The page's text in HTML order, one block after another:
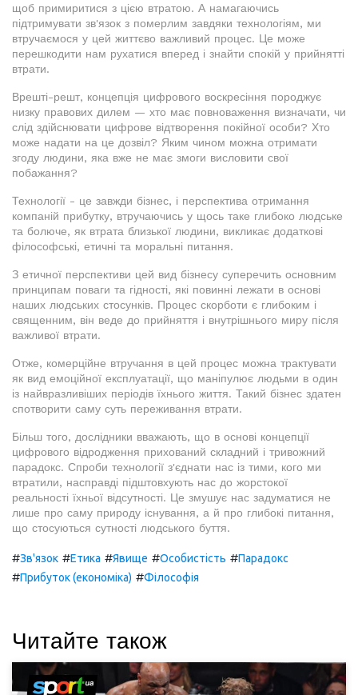
щоб примиритися з цією втратою. А намагаючись
підтримувати зв'язок з померлим завдяки технологіям, ми
втручаємося у цей життєво важливий процес. Це може
перешкодити нам рухатися вперед і знайти спокій у прийнятті
втрати.
Врешті-решт, концепція цифрового воскресіння породжує
низку правових дилем — хто має повноваження визначати, чи
слід здійснювати цифрове відтворення покійної особи? Хто
може надати на це дозвіл? Яким чином можна отримати
згоду людини, яка вже не має змоги висловити свої
побажання?
Технології - це завжди бізнес, і перспектива отримання
компаній прибутку, втручаючись у щось таке глибоко людське
та болюче, як втрата близької людини, викликає додаткові
філософські, етичні та моральні питання.
З етичної перспективи цей вид бізнесу суперечить основним
принципам поваги та гідності, які повинні лежати в основі
наших людських стосунків. Процес скорботи є глибоким і
священним, він веде до прийняття і внутрішнього миру після
важливої втрати.
Отже, комерційне втручання в цей процес можна трактувати
як вид емоційної експлуатації, що маніпулює людьми в один
із найвразливіших періодів їхнього життя. Такий бізнес здатен
спотворити саму суть переживання втрати.
Більш того, дослідники вважають, що в основі концепції
цифрового відродження прихований складний і тривожний
парадокс. Спроби технології з'єднати нас із тими, кого ми
втратили, насправді підштовхують нас до жорстокої
реальності їхньої відсутності. Це змушує нас задуматися не
лише про саму природу існування, а й про глибокі питання,
що стосуються сутності людського буття.
#Зв'язок #Етика #Явище #Особистість #Парадокс
#Прибуток (економіка) #Філософія
Читайте також